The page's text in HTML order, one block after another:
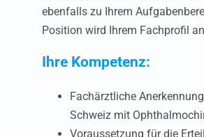
ebenfalls zu Ihrem
Position wird Ihrem Fachprofil
Ihre Kompetenz:
Fachärztliche
Schweiz mit
Voraussetzung für die
Bülach
Dübendorf